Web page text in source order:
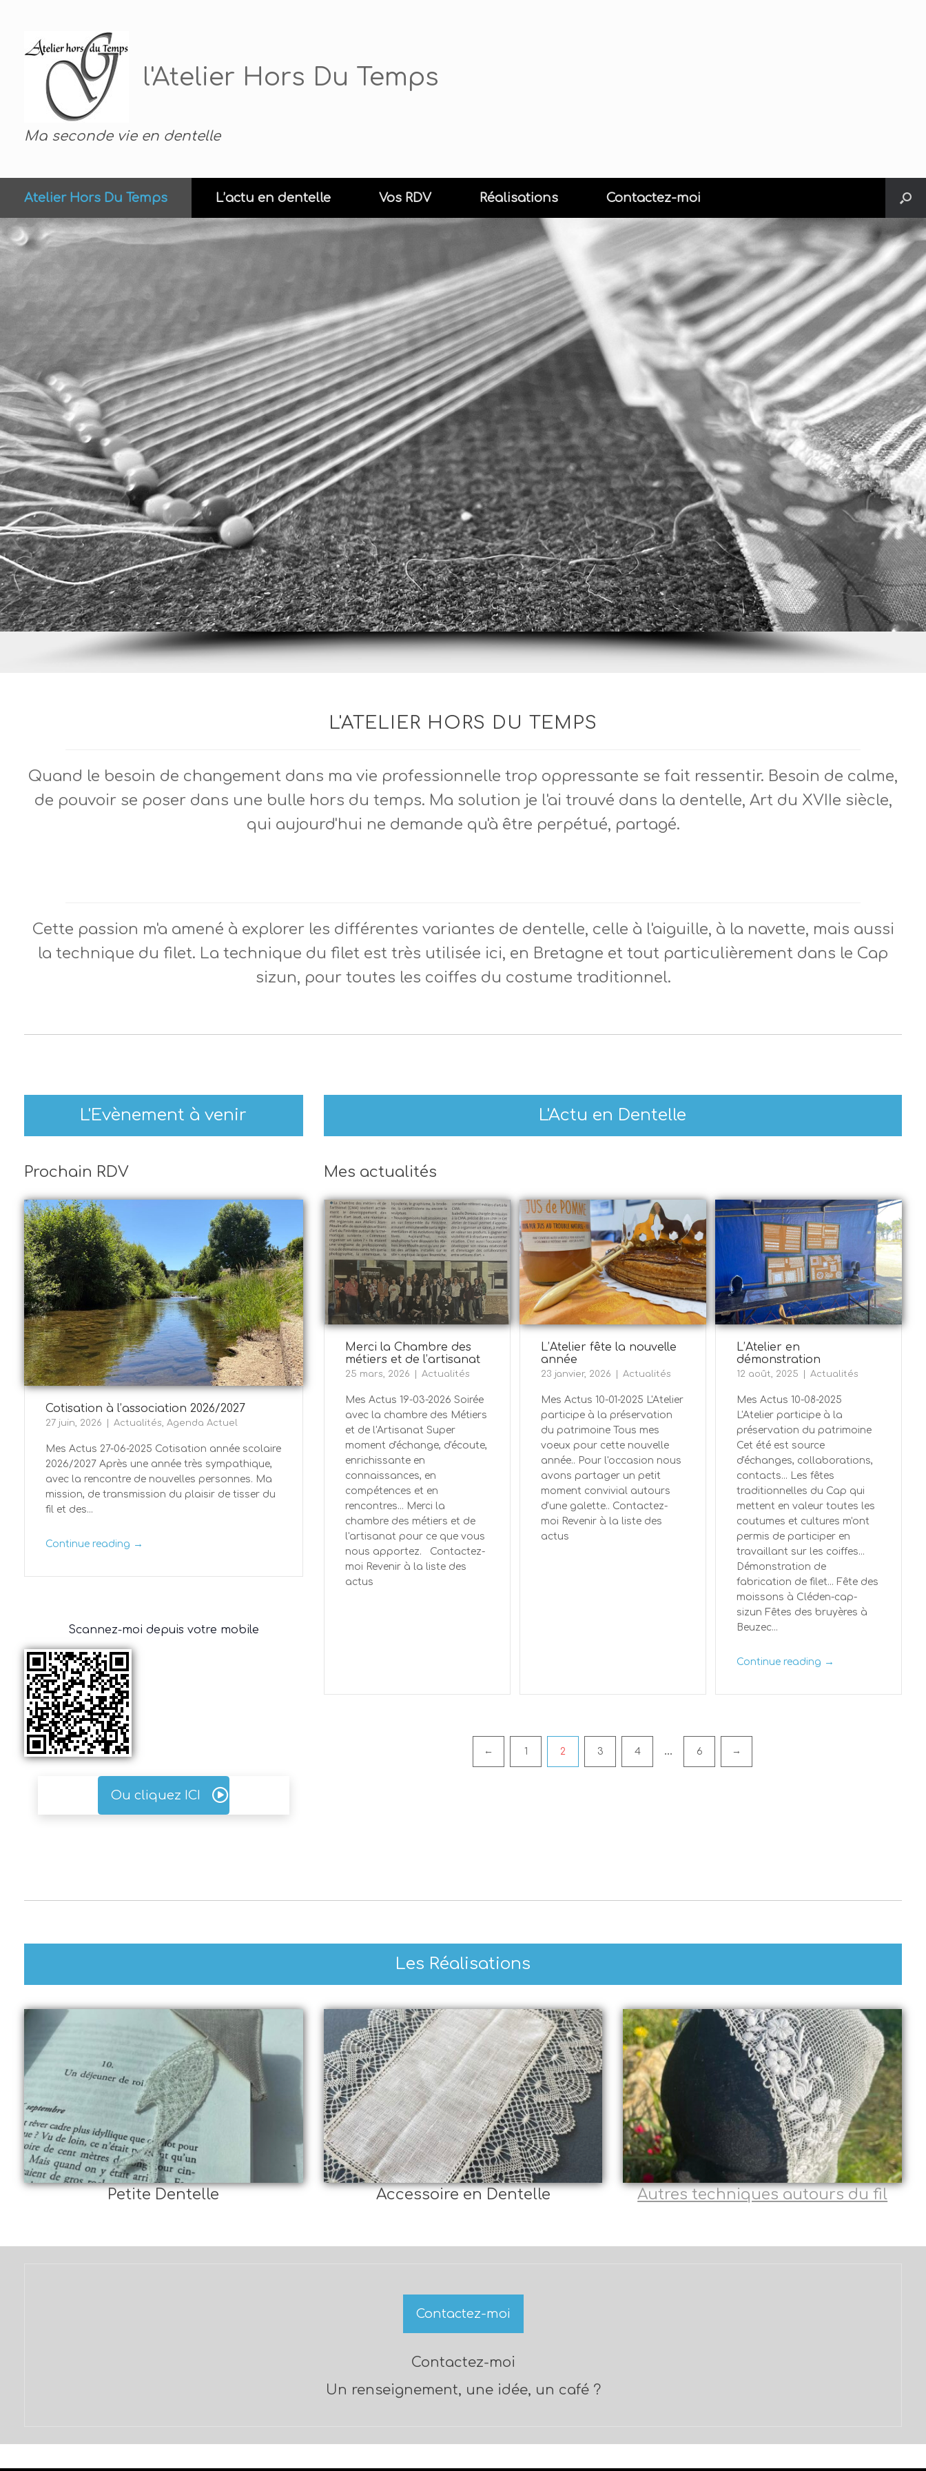
l'Atelier Hors Du Temps
Ma seconde vie en dentelle
Atelier Hors Du Temps L’actu en dentelle Vos RDV Réalisations Contactez-moi
L'ATELIER HORS DU TEMPS
Quand le besoin de changement dans ma vie professionnelle trop oppressante se fait ressentir. Besoin de calme,
de pouvoir se poser dans une bulle hors du temps. Ma solution je l'ai trouvé dans la dentelle, Art du XVIIe siècle,
qui aujourd'hui ne demande qu'à être perpétué, partagé.
Cette passion m'a amené à explorer les différentes variantes de dentelle, celle à l'aiguille, à la navette, mais aussi
la technique du filet. La technique du filet est très utilisée ici, en Bretagne et tout particulièrement dans le Cap
sizun, pour toutes les coiffes du costume traditionnel.
L'Evènement à venir
Prochain RDV
Cotisation à l’association 2026/2027
27 juin, 2026 Actualités Agenda Actuel
Mes Actus 27-06-2025 Cotisation année scolaire
2026/2027 Après une année très sympathique,
avec la rencontre de nouvelles personnes. Ma
mission, de transmission du plaisir de tisser du
fil et des...
Continue reading →
Scannez-moi depuis votre mobile
Ou cliquez ICI
L'Actu en Dentelle
Mes actualités
Merci la Chambre des
métiers et de l’artisanat
25 mars, 2026 Actualités
Mes Actus 19-03-2026 Soirée
avec la chambre des Métiers
et de l'Artisanat Super
moment d'échange, d'écoute,
enrichissante en
connaissances, en
compétences et en
rencontres... Merci la
chambre des métiers et de
l'artisanat pour ce que vous
nous apportez. Contactez-
moi Revenir à la liste des
actus
L’Atelier fête la nouvelle
année
23 janvier, 2026 Actualités
Mes Actus 10-01-2025 L'Atelier
participe à la préservation
du patrimoine Tous mes
voeux pour cette nouvelle
année.. Pour l'occasion nous
avons partager un petit
moment convivial autours
d'une galette.. Contactez-
moi Revenir à la liste des
actus
L’Atelier en
démonstration
12 août, 2025 Actualités
Mes Actus 10-08-2025
L'Atelier participe à la
préservation du patrimoine
Cet été est source
d'échanges, collaborations,
contacts... Les fêtes
traditionnelles du Cap qui
mettent en valeur toutes les
coutumes et cultures m'ont
permis de participer en
travaillant sur les coiffes...
Démonstration de
fabrication de filet... Fête des
moissons à Cléden-cap-
sizun Fêtes des bruyères à
Beuzec...
Continue reading →
← 1 2 3 4 … 6 →
Les Réalisations
Petite Dentelle Accessoire en Dentelle Autres techniques autours du fil
Contactez-moi
Un renseignement, une idée, un café ?
Contactez-moi